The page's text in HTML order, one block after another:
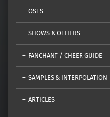
OSTS
SHOWS & OTHERS
FANCHANT / CHEER GUIDE
SAMPLES & INTERPOLATION
ARTICLES